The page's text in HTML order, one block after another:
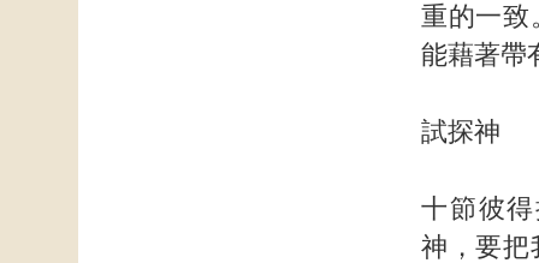
重的一致
能藉著帶
試探神
十節彼
神，要把